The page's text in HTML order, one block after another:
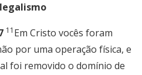
11 Em Cristo vocês foram
por uma operação física, e
foi removido o domínio de